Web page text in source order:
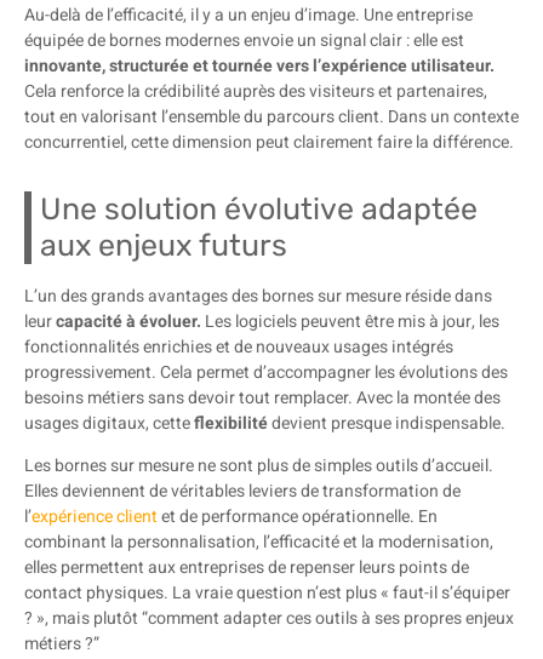
Au-delà de l’efficacité, il y a un enjeu d’image. Une entreprise
équipée de bornes modernes envoie un signal clair : elle est
innovante, structurée et tournée vers l’expérience utilisateur.
Cela renforce la crédibilité auprès des visiteurs et partenaires,
tout en valorisant l’ensemble du parcours client. Dans un contexte
concurrentiel, cette dimension peut clairement faire la différence.
Une solution évolutive adaptée
aux enjeux futurs
L’un des grands avantages des bornes sur mesure réside dans
leurcapacité à évoluer. Les logiciels peuvent être mis à jour, les
fonctionnalités enrichies et de nouveaux usages intégrés
progressivement. Cela permet d’accompagner les évolutions des
besoins métiers sans devoir tout remplacer. Avec la montée des
usages digitaux, cetteflexibilitédevient presque indispensable.
Les bornes sur mesure ne sont plus de simples outils d’accueil.
Elles deviennent de véritables leviers de transformation de
l’expérience clientet de performance opérationnelle. En
combinant la personnalisation, l’efficacité et la modernisation,
elles permettent aux entreprises de repenser leurs points de
contact physiques. La vraie question n’est plus « faut-il s’équiper
? », mais plutôt “comment adapter ces outils à ses propres enjeux
métiers ?”